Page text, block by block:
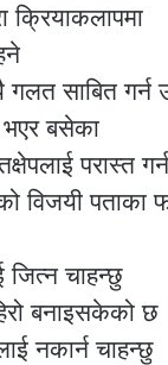
क्रियाकलापमा
गलत साबित गर्न
भएर बसेका
परास्त
विजयी पताका
चाहन्छु
बनाइसकेको छ
नकार्न चाहन्छु